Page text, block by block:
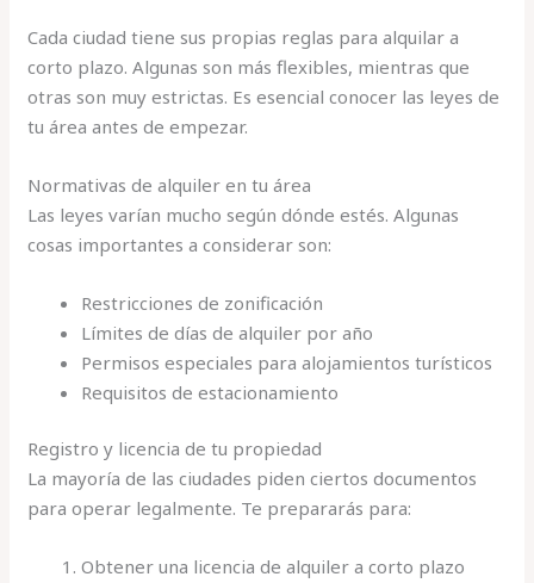
Cada ciudad tiene sus propias reglas para alquilar a
corto plazo. Algunas son más flexibles, mientras que
otras son muy estrictas. Es esencial conocer las leyes de
tu área antes de empezar.
Normativas de alquiler en tu área
Las leyes varían mucho según dónde estés. Algunas
cosas importantes a considerar son:
Restricciones de zonificación
Límites de días de alquiler por año
Permisos especiales para alojamientos turísticos
Requisitos de estacionamiento
Registro y licencia de tu propiedad
La mayoría de las ciudades piden ciertos documentos
para operar legalmente. Te prepararás para:
Obtener una licencia de alquiler a corto plazo